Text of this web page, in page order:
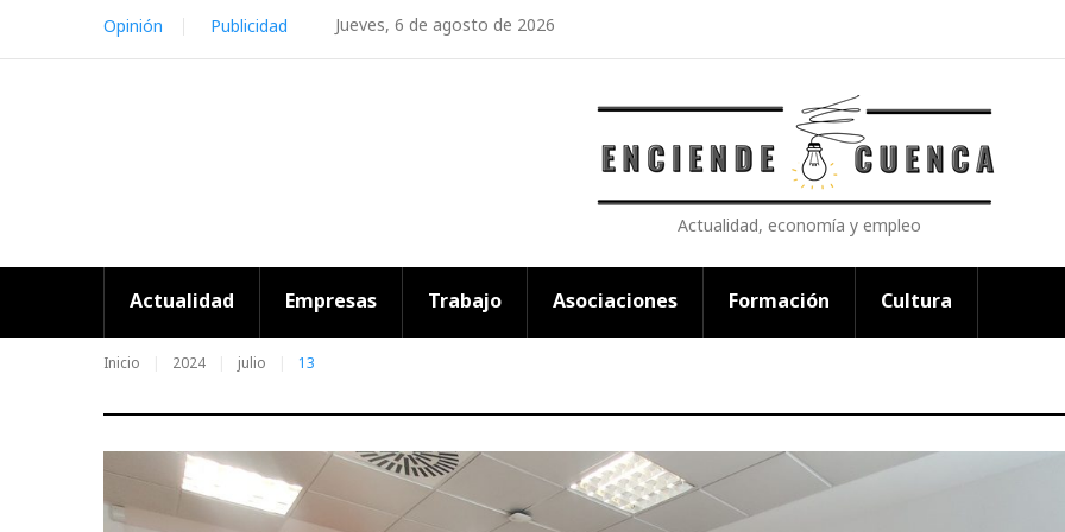
content
Jueves, 6 de agosto de 2026
Opinión Publicidad
Actualidad, economía y empleo
Actualidad Empresas Trabajo Asociaciones Formación Cultura
Inicio 2024 julio 13
Día: